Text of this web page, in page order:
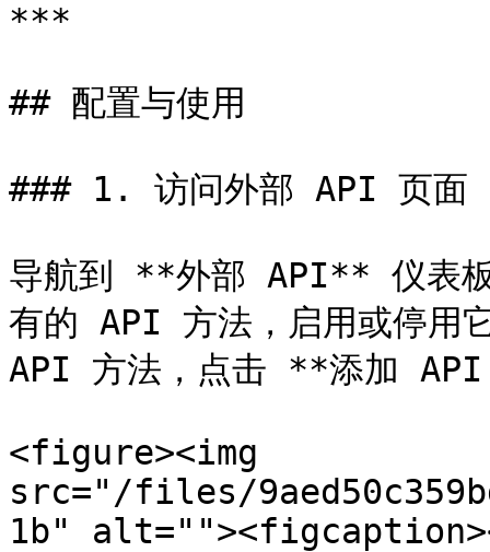
***
## 配置与使用
### 1. 访问外部 API 页面
导航到 **外部 API** 仪表板
有的 API 方法，启用或停用
API 方法，点击 **添加
<figure><img
src="/files/
1b"